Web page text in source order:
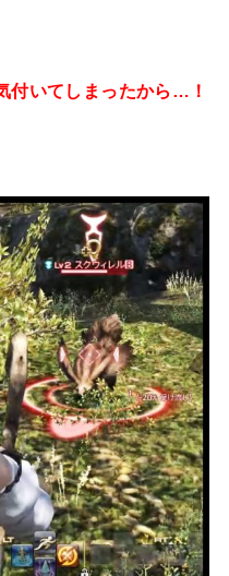
付いてしまったから…！